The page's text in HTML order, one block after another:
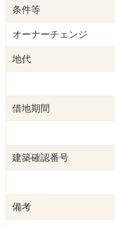
条件等
オーナーチェンジ
地代
借地期間
建築確認番号
備考